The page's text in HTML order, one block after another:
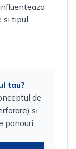
si tipul
tau?
de
si
panouri,